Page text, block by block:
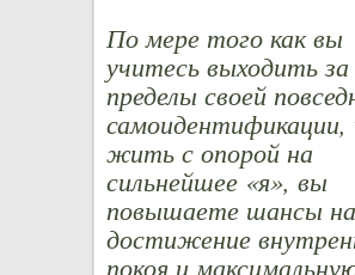
По мере того как вы
учитесь выходить за
пределы своей
жить с опорой на
сильнейшее «я», вы
повышаете шансы на
достижение
покоя и